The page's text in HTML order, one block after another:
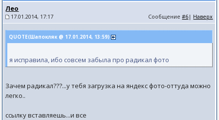
Лео
17.01.2014, 17:17 Сообщение#6 | Наверх
QUOTE(Шапокляк @ 17.01.2014, 13:59)
я исправила, ибо совсем забыла про радикал фото
Зачем радикал???...у тебя загрузка на яндекс фото-оттуда можно
легко..
ссылку вставляешь...и все